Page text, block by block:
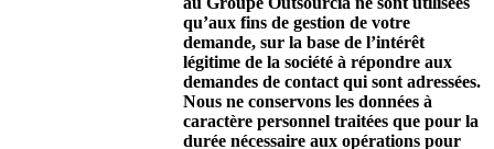
qu’aux fins de gestion de votre
demande, sur la base de l’intérêt
légitime de la société à répondre aux
demandes de contact qui sont adressées.
Nous ne conservons les données à
caractère personnel traitées que pour la
durée nécessaire aux opérations pour